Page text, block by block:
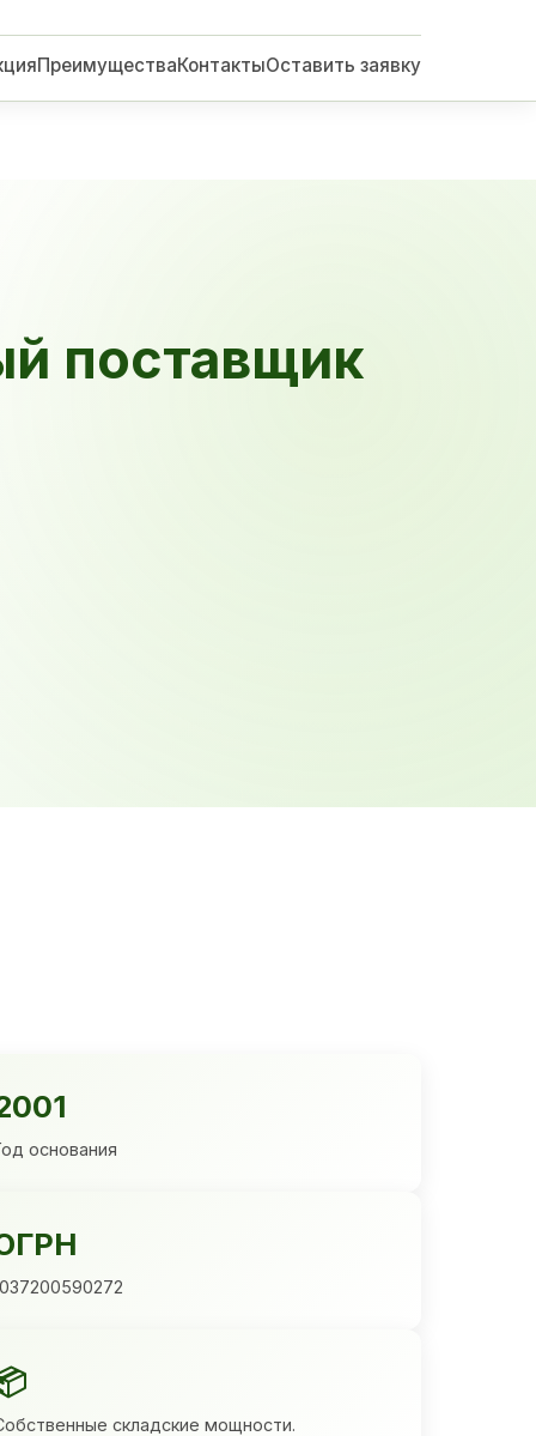
ПреимуществаКонтактыОставить заявку
поставщик
основания
складские мощности.